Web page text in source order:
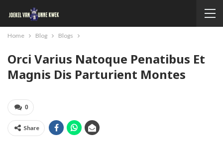
Home Blog Blogs
Orci Varius Natoque Penatibus Et
Magnis Dis Parturient Montes
0
Share